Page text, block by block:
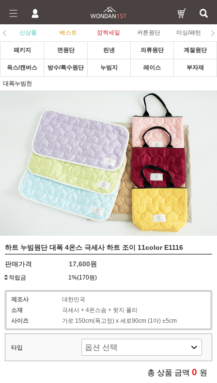
신상품 베스트 깜짝세일 커튼원단 미싱/패턴
패키지 면원단 린넨 의류원단 계절원단
옥스/캔버스 방수/특수원단 누빔지 레이스 부자재
대폭누빔천
하트 누빔원단 대폭 4온스 극세사 하트 조이 11color E1116
판매가격 17,600원
적립금 1%(170원)
제조사
대한민국
소재
극세사 + 4온스솜 + 뒷지 폴리
사이즈
가로 150cm(폭고정) x 세로90cm (1마) ±5cm
타입
총 상품 금액 0 원